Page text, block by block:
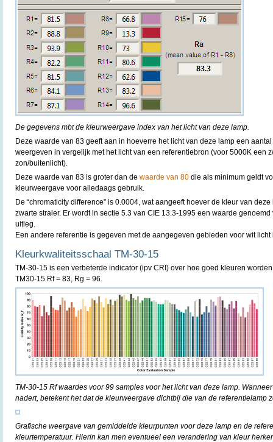
De gegevens mbt de kleurweergave index van het licht van deze lamp.
Deze waarde van 83 geeft aan in hoeverre het licht van deze lamp een
weergeven in vergelijk met het licht van een referentiebron (voor 5000K een
zon/buitenlicht).
Deze waarde van 83 is groter dan de waarde van 80 die als minimum geldt
kleurweergave voor alledaags gebruik.
De “chromaticity difference” is 0.0004, wat aangeeft hoever de kleur van
zwarte straler. Er wordt in sectie 5.3 van CIE 13.3-1995 een waarde
uitleg.
Een andere referentie is gegeven met de aangegeven gebieden voor wit
Kleurkwaliteitsschaal TM-30-15
TM-30-15 is een verbeterde indicator (ipv CRI) over hoe goed kleuren
TM30-15 Rf = 83, Rg = 96.
TM-30-15 Rf waardes voor 99 samples voor het licht van deze lamp.
nadert, betekent het dat de kleurweergave dichtbij die van de referentielamp
Grafische weergave van gemiddelde kleurpunten voor deze lamp en de
kleurtemperatuur. Hierin kan men eventueel een verandering van kleur